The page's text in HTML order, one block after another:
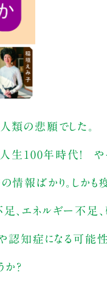
類の悲願でした。
人生100年時代！
情報ばかり。しかも
、エネルギー不
や認知症になる可能
か？